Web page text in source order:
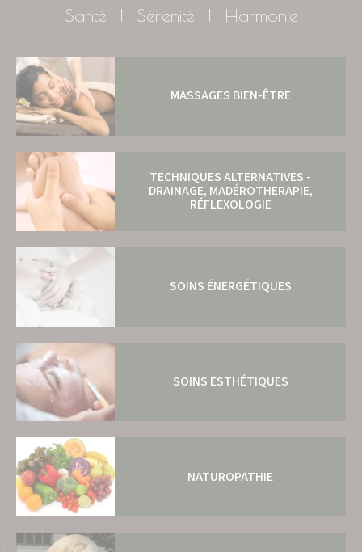
Santé | Sérénité | Harmonie
MASSAGES BIEN-ÊTRE
TECHNIQUES ALTERNATIVES -
DRAINAGE, MADÉROTHERAPIE,
RÉFLEXOLOGIE
SOINS ÉNERGÉTIQUES
SOINS ESTHÉTIQUES
NATUROPATHIE